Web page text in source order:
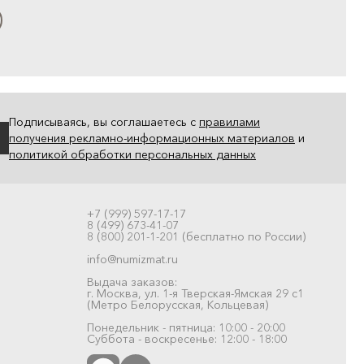
Подписываясь, вы соглашаетесь с правилами
получения рекламно-информационных материалов и
политикой обработки персональных данных
+7 (999) 597-17-17
8 (499) 673-41-07
8 (800) 201-1-201 (бесплатно по России)
info@numizmat.ru
Выдача заказов:
г. Москва, ул. 1-я Тверская-Ямская 29 с1
(Метро Белорусская, Кольцевая)
Понедельник - пятница: 10:00 - 20:00
Суббота - воскресенье: 12:00 - 18:00